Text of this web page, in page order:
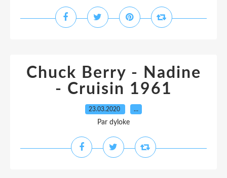
Chuck Berry - Nadine
- Cruisin 1961
23.03.2020 …
Par dyloke